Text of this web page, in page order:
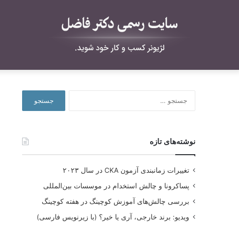
نوشته‌های تازه
تغییرات زمانبندی آزمون CKA در سال ۲۰۲۳
پساکرونا و چالش استخدام در موسسات بین‌المللی
بررسی چالش‌های آموزش کوچینگ در هفته کوچینگ
ویدیو: برند خارجی، آری یا خیر؟ (با زیرنویس فارسی)